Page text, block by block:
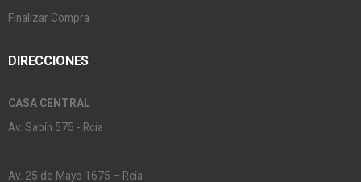
Finalizar Compra
DIRECCIONES
CASA CENTRAL
Av. Sabín 575 - Rcia
Av. 25 de Mayo 1675 – Rcia